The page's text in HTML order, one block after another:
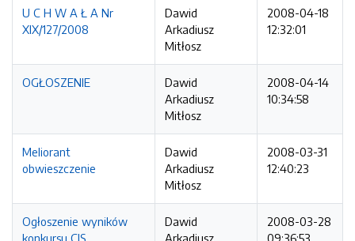
U C H W A Ł A Nr
XIX/127/2008
Dawid
Arkadiusz
Mitłosz
2008-04-18
12:32:01
OGŁOSZENIE
Dawid
Arkadiusz
Mitłosz
2008-04-14
10:34:58
Meliorant
obwieszczenie
Dawid
Arkadiusz
Mitłosz
2008-03-31
12:40:23
Ogłoszenie wyników
konkursu CIS
Dawid
Arkadiusz
2008-03-28
09:36:53